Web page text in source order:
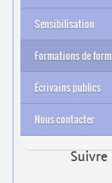
Sensibilisation
Formations de
Archives
Écrivains publics
Nous contacter